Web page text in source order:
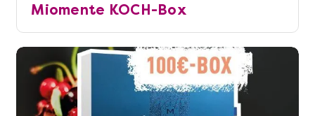
Miomente KOCH-Box